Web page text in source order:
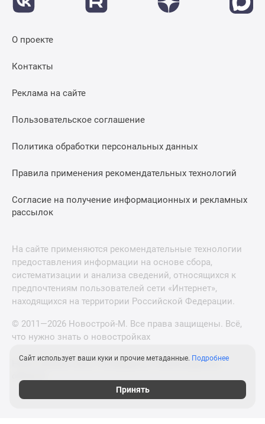
О проекте
Контакты
Реклама на сайте
Пользовательское соглашение
Политика обработки персональных данных
Правила применения рекомендательных технологий
Согласие на получение информационных и рекламных
рассылок
На сайте применяются рекомендательные технологии
предоставления информации на основе сбора,
систематизации и анализа сведений, относящихся к
предпочтениям пользователей сети «Интернет»,
находящихся на территории Российской Федерации.
© 2011—2026 Новострой-М. Все права защищены. Всё,
что нужно знать о новостройках
Новостройки Санкт-Петербурга и Ленинградской
Сайт использует ваши куки и прочие метаданные. Подробнее
Принять